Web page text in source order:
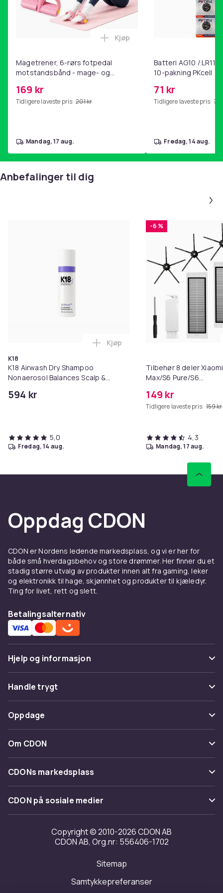
Magetrener, 6-rørs fotpedal
motstandsbånd - mage- og
hjemmegymnastikk Pink
169 kr
Tidligere laveste pris: 201 kr
Legg Magetrener, 6-rørs
Kjøp
mandag, 17 aug.
Batteri AG10 /
10-pakning PKcell
71 kr
Tidligere laveste pris: 76
fredag, 14 aug.
Anbefalinger til dig
K18
K18 Airwash Dry Shampoo
Nonaerosol Balances Scalp &
594 kr
Legg K18 Airwash Dry
Kjøp
5,0
fredag, 14 aug.
-6 %
Tilbehør 8 deler
Max/S6 Pure/S6
149 kr
Tidligere laveste pris: 159 kr
4,3
mandag, 17 aug.
Oppdag CDON
CDON er Nordens ledende markedsplass, og vi er her for
både små hverdagsbehov og store drømmer. Her finner du et
stadig større utvalg av produkter innen alt fra gaming, leker
og elektronikk til hage, skjønnhet og produkter til kjæledyr.
Ting for livet, rett og slett.
Betalingsalternativ
Hjelp og informasjon
Vanlige spørsmål
Spor pakke
Angre & returner her
Kontakt oss
Handle trygt
Betaling
Levering
Tilbakekallinger
Oppdage
Kategorier
Varemerker
Om CDON
Om oss
Kundeanmeldelser
Jobbe på CDON
Investor relations
Tilgjengelighet
CDONs markedsplass
Merchant Help Center
CDON på sosiale medier
Copyright © 2010-2026 CDON AB
CDON AB, Org.nr: 556406-1702
Sitemap
Samtykkepreferanser